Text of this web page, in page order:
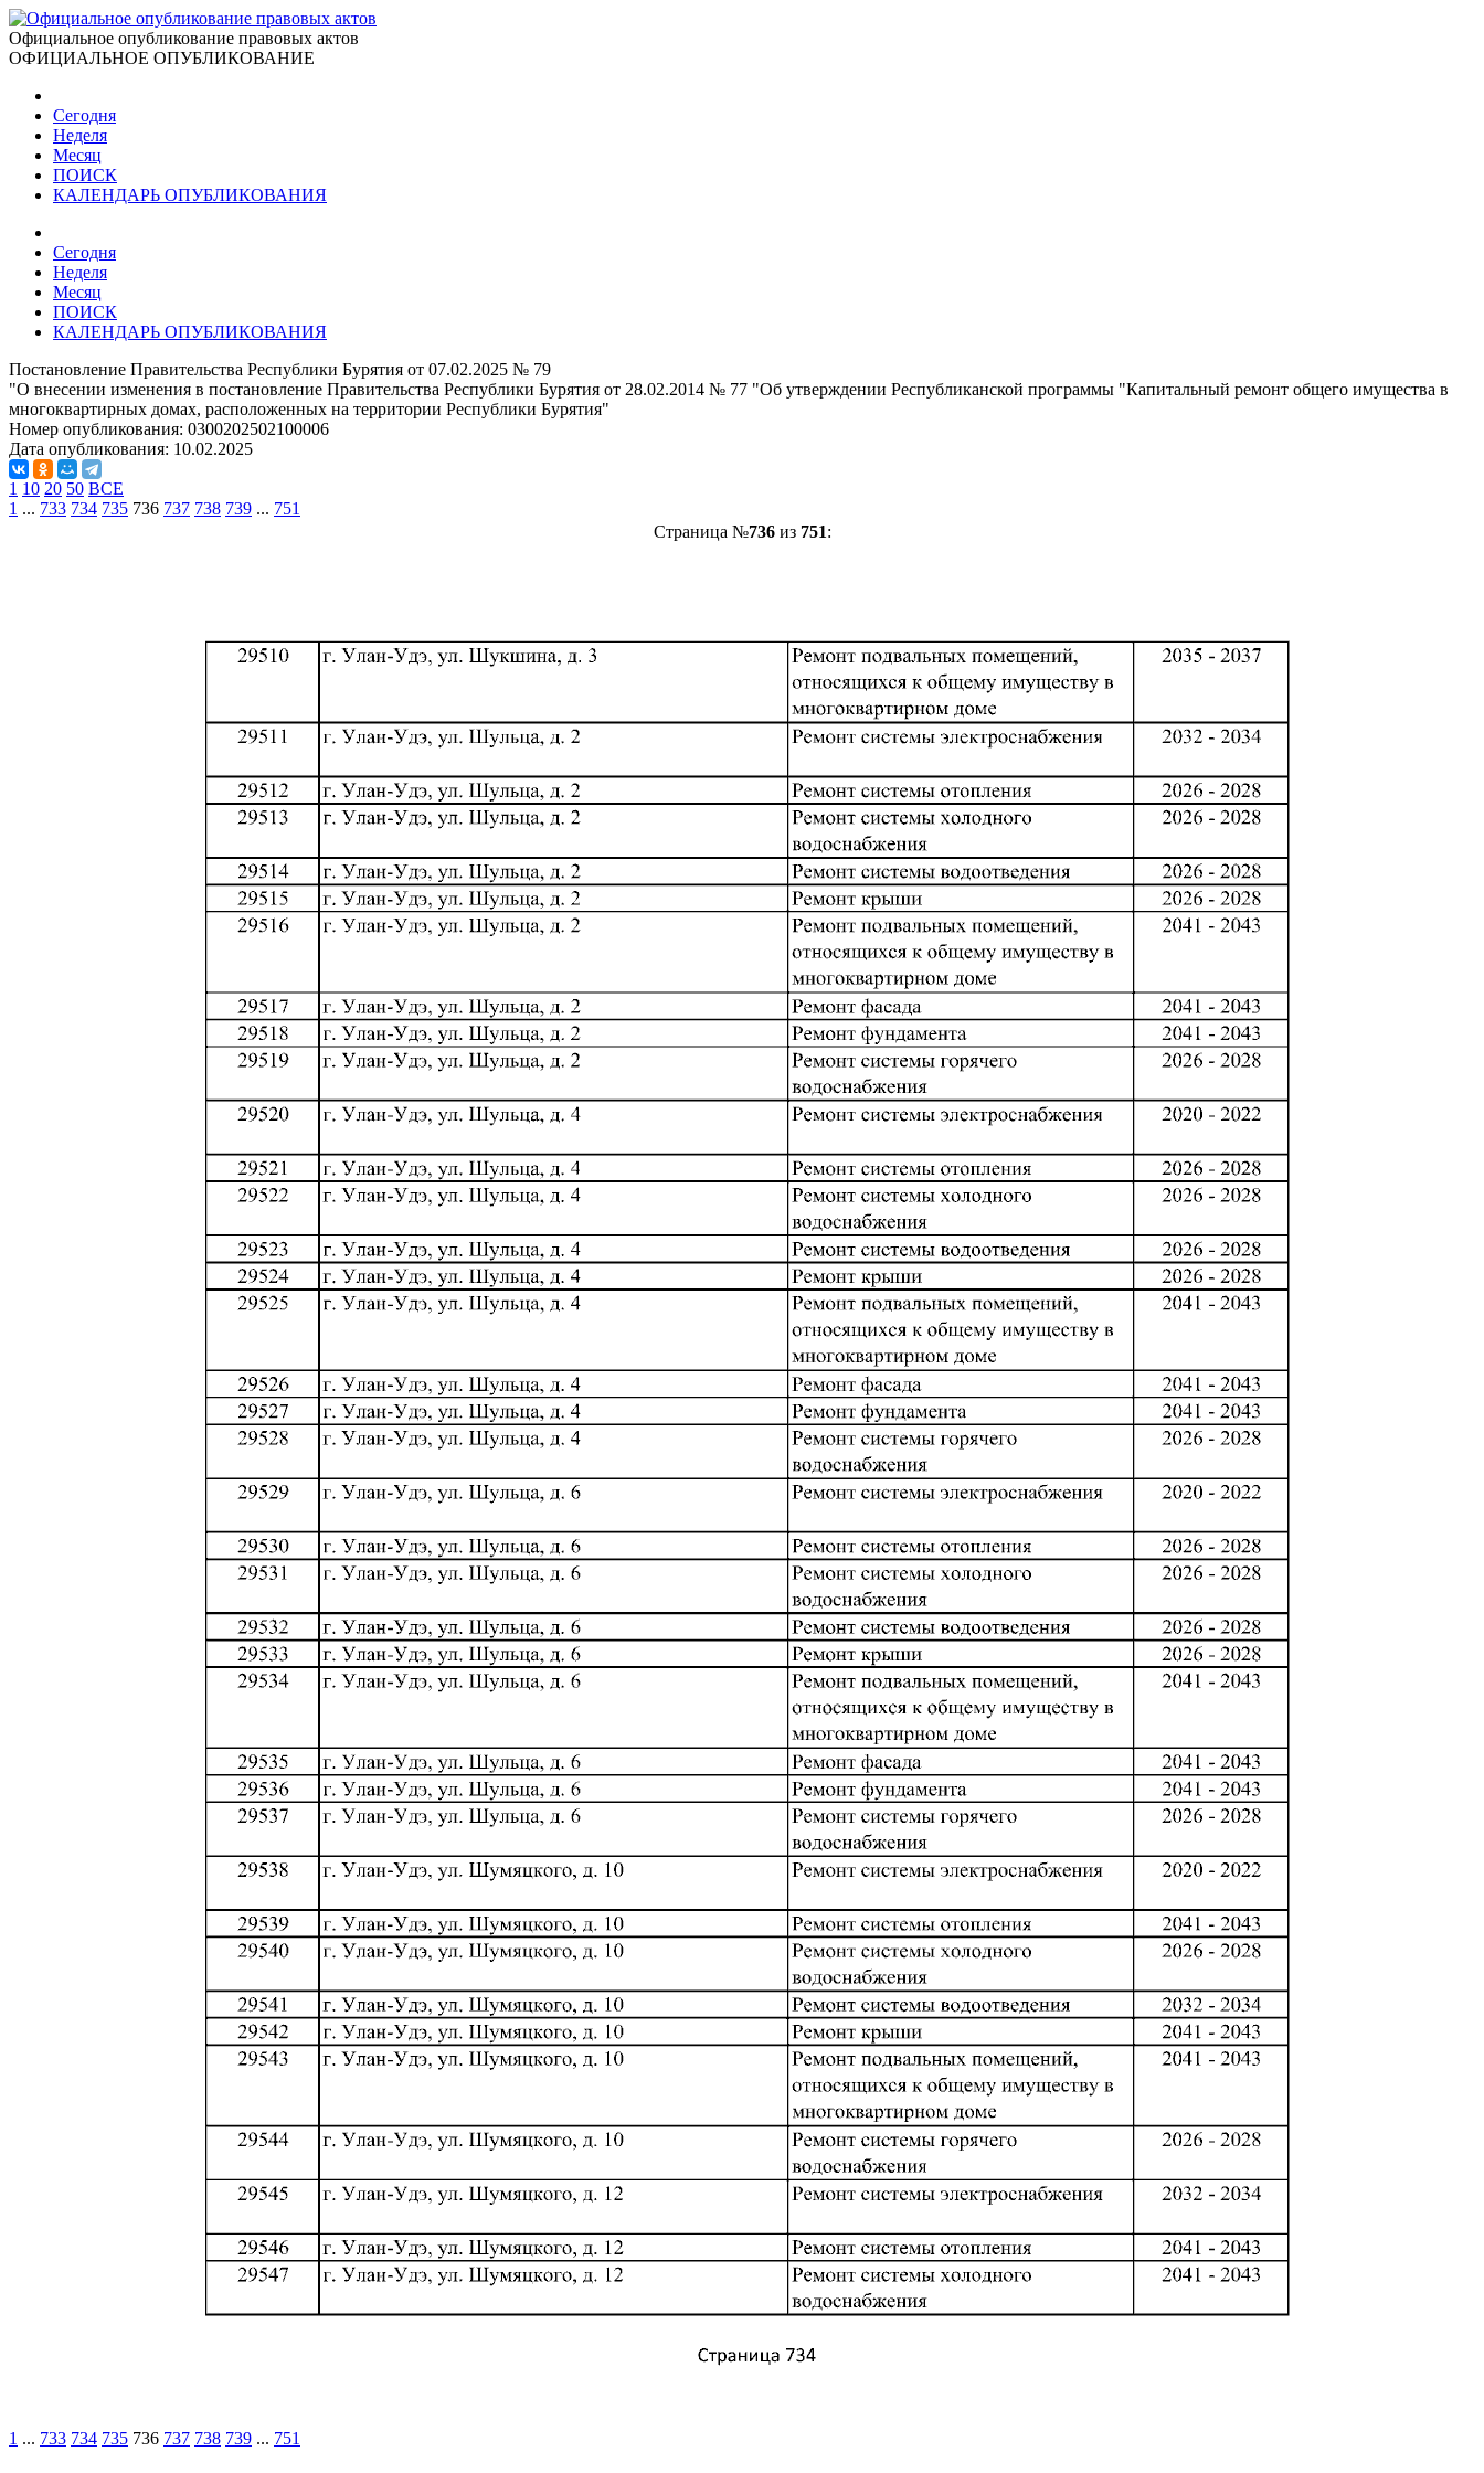
Официальное опубликование правовых актов
ОФИЦИАЛЬНОЕ ОПУБЛИКОВАНИЕ
Сегодня
Неделя
Месяц
ПОИСК
КАЛЕНДАРЬ ОПУБЛИКОВАНИЯ
Сегодня
Неделя
Месяц
ПОИСК
КАЛЕНДАРЬ ОПУБЛИКОВАНИЯ
Постановление Правительства Республики Бурятия от 07.02.2025 № 79
"О внесении изменения в постановление Правительства Республики Бурятия от 28.02.2014 № 77 "Об утверждении Республиканской программы "Капитальный ремонт общего имущества в
многоквартирных домах, расположенных на территории Республики Бурятия"
Номер опубликования: 0300202502100006
Дата опубликования: 10.02.2025
1 10 20 50 ВСЕ
1 ... 733 734 735 736 737 738 739 ... 751
Страница №736из 751:
1 ... 733 734 735 736 737 738 739 ... 751